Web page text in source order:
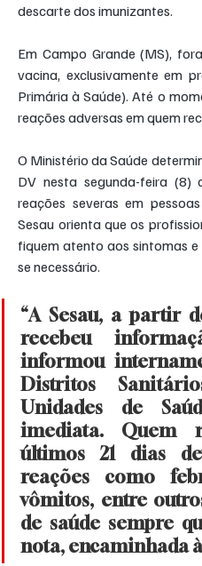
descarte dos imunizantes.
Em Campo Grande (MS),
vacina, exclusivamente em
Primária à Saúde). Até o
reações adversas em quem
O Ministério da Saúde
DV nesta segunda-feira (8)
reações severas em
Sesau orienta que os
fiquem atento aos sintomas
se necessário.
“A Sesau, a partir
recebeu
informou
Distritos
Unidades de
imediata. Quem
últimos 21 dias
reações como
vômitos, entre
de saúde sempre
nota, encaminhada